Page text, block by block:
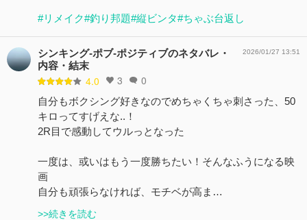
#リメイク#釣り邦題#縦ビンタ#ちゃぶ台返し
シンキング-ポブ-ポジティブのネタバレ・
内容・結末
4.0 3 0
2026/01/27 13:51
自分もボクシング好きなのでめちゃくちゃ刺さった、50
キロってすげえな..！
2R目で感動してウルっとなった
一度は、或いはもう一度勝ちたい！そんなふうになる映
画
自分も頑張らなければ、モチベが高ま…
>>続きを読む